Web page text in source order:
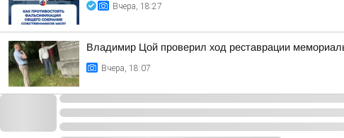
Вчера, 18:27
Владимир Цой проверил ход реставрации
Вчера, 18:07